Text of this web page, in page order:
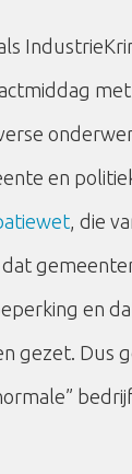
en
, die
en
gezet. Dus